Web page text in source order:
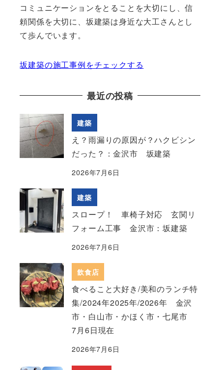
コミュニケーションをとることを大切にし、信
頼関係を大切に、坂建築は身近な大工さんとし
て歩んでいます。
坂建築の施工事例をチェックする
最近の投稿
建築
え？雨漏りの原因が？ハクビシン
だった？：金沢市 坂建築
2026年7月6日
建築
スロープ！ 車椅子対応 玄関リ
フォーム工事 金沢市：坂建築
2026年7月6日
飲食店
食べること大好き/美和のランチ特
集/2024年2025年/2026年 金沢
市・白山市・かほく市・七尾市
7月6日現在
2026年7月6日